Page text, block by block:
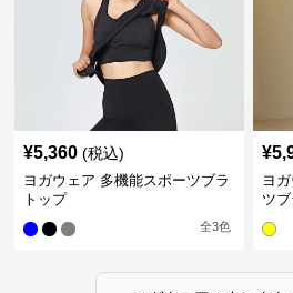
¥5,360 (税込)
ヨガウェア 多機能スポーツブラ
トップ
全3色
¥
ヨ
ツ